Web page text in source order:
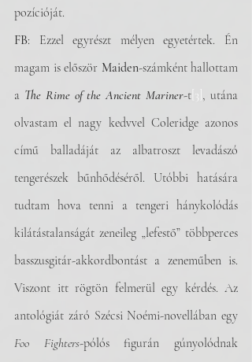
pozícióját.
FB: Ezzel egyrészt mélyen egyetértek. Én
magam is először Maiden-számként hallottam
a The Rime of the Ancient Mariner-t [3] , utána
olvastam el nagy kedvvel Coleridge azonos
című balladáját az albatroszt levadászó
tengerészek bűnhődéséről. Utóbbi hatására
tudtam hova tenni a tengeri hánykolódás
kilátástalanságát zeneileg „lefestő” többperces
basszusgitár-akkordbontást a zeneműben is.
Viszont itt rögtön felmerül egy kérdés. Az
Foo Fighters-pólós figurán gúnyolódnak